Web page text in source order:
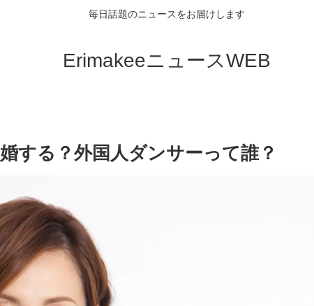
毎日話題のニュースをお届けします
ErimakeeニュースWEB
する？外国人ダンサーって誰？